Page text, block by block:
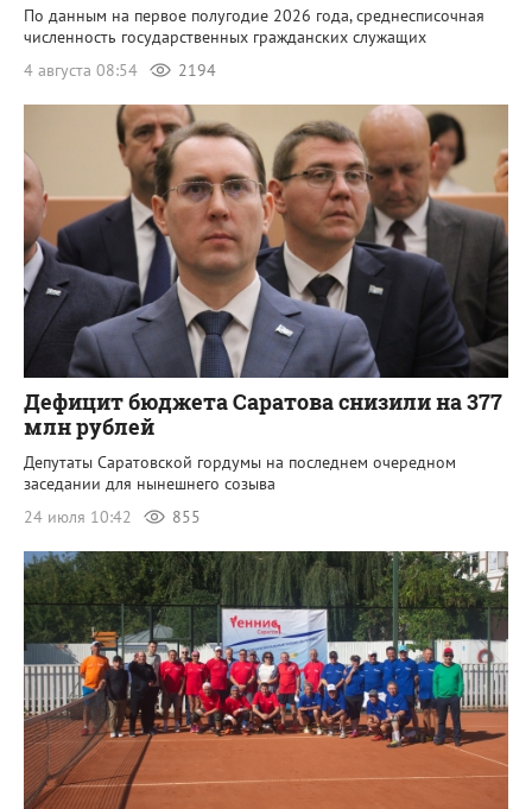
По данным на первое полугодие 2026 года, среднесписочная
численность государственных гражданских служащих
4 августа 08:54
2194
Дефицит бюджета Саратова снизили на 377
млн рублей
Депутаты Саратовской гордумы на последнем очередном
заседании для нынешнего созыва
24 июля 10:42
855